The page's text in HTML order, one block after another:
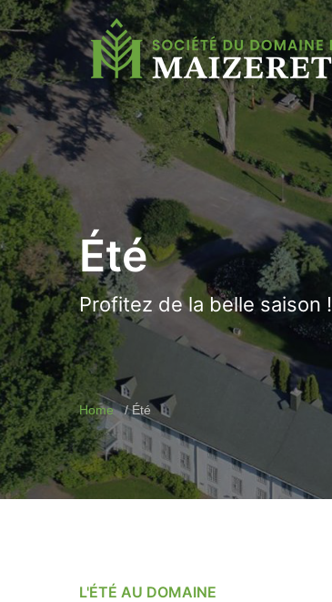
Été
Profitez de la belle saison !
Home Été
L'ÉTÉ AU DOMAINE